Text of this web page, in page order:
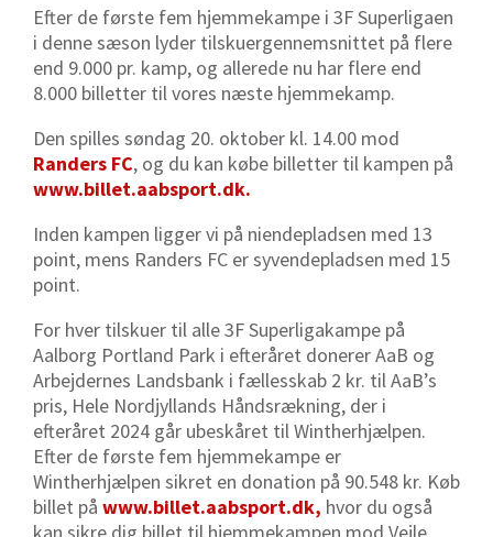
Efter de første fem hjemmekampe i 3F Superligaen
i denne sæson lyder tilskuergennemsnittet på flere
end 9.000 pr. kamp, og allerede nu har flere end
8.000 billetter til vores næste hjemmekamp.
Den spilles søndag 20. oktober kl. 14.00 mod
Randers FC, og du kan købe billetter til kampen på
www.billet.aabsport.dk.
Inden kampen ligger vi på niendepladsen med 13
point, mens Randers FC er syvendepladsen med 15
point.
For hver tilskuer til alle 3F Superligakampe på
Aalborg Portland Park i efteråret donerer AaB og
Arbejdernes Landsbank i fællesskab 2 kr. til AaB’s
pris, Hele Nordjyllands Håndsrækning, der i
efteråret 2024 går ubeskåret til Wintherhjælpen.
Efter de første fem hjemmekampe er
Wintherhjælpen sikret en donation på 90.548 kr. Køb
billet på www.billet.aabsport.dk, hvor du også